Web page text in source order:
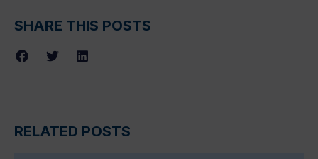
SHARE THIS POSTS
RELATED POSTS